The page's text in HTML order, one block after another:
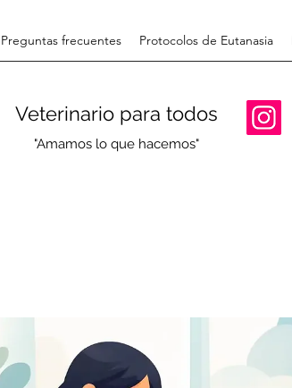
Preguntas frecuentes Protocolos de Eutanasia
Veterinario para todos
"Amamos lo que hacemos"